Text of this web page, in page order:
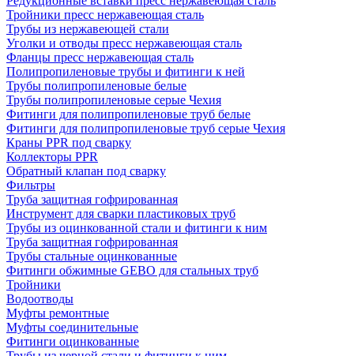
Тройники пресс нержавеющая сталь
Трубы из нержавеющей стали
Уголки и отводы пресс нержавеющая сталь
Фланцы пресс нержавеющая сталь
Полипропиленовые трубы и фитинги к ней
Трубы полипропиленовые белые
Трубы полипропиленовые серые Чехия
Фитинги для полипропиленовые труб белые
Фитинги для полипропиленовые труб серые Чехия
Краны PPR под сварку
Коллекторы PPR
Обратный клапан под сварку
Фильтры
Труба защитная гофрированная
Инструмент для сварки пластиковых труб
Трубы из оцинкованной стали и фитинги к ним
Труба защитная гофрированная
Трубы стальные оцинкованные
Фитинги обжимные GEBO для стальных труб
Тройники
Водоотводы
Муфты ремонтные
Муфты соединительные
Фитинги оцинкованные